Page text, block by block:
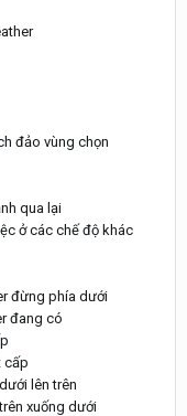
đảo vùng chọn
qua lại
ở các chế độ khác
đừng phía dưới
đang có
cấp
lên trên
xuống dưới